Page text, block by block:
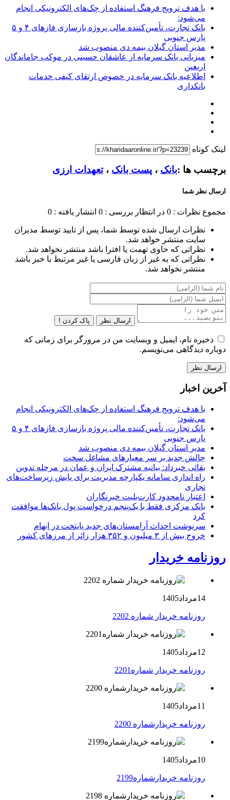
با هدف ترویج فرهنگ استفاده از چک‌های الکترونیکی انجام
می‌شود:
بانک تجارت، تأمین‌کننده مالی پروژه بازسازی فازهای ۴ و ۵
پارس جنوبی
مدیر استان گیلان بیمه دی منصوب شد
میزبانی بانک سرمایه از عاشقان حسینی در موکب جاماندگان
اربعین
اطلاعیه بانک سرمایه در خصوص ارتقای کیفی خدمات
بانکداری
لینک کوتاه
برچسب ها :بانک ، پست بانک ،تعهدات ارزی
ارسال نظر شما
مجموع نظرات : 0 در انتظار بررسی : 0 انتشار یافته : 0
نظرات ارسال شده توسط شما، پس از تایید توسط مدیران
سایت منتشر خواهد شد.
نظراتی که حاوی تهمت یا افترا باشد منتشر نخواهد شد.
نظراتی که به غیر از زبان فارسی یا غیر مرتبط با خبر باشد
منتشر نخواهد شد.
ارسال نظر پاک کردن !
ذخیره نام، ایمیل و وبسایت من در مرورگر برای زمانی که
دوباره دیدگاهی می‌نویسم.
آخرین اخبار
با هدف ترویج فرهنگ استفاده از چک‌های الکترونیکی انجام
می‌شود:
بانک تجارت، تأمین‌کننده مالی پروژه بازسازی فازهای ۴ و ۵
پارس جنوبی
مدیر استان گیلان بیمه دی منصوب شد
چالش جدید بر سر معیارهای مشاغل سخت
بقائی خبرداد: بیانیه مشترک ایران و عمان در مرحله تدوین
راه اندازی سامانه یکپارچه مدیریت برای پایش زیرساخت‌های
تجاری
اعتبار نامحدود کارت‌بلیت خبرنگاران
بانک مرکزی فقط با یک‌‎پنجم درخواست پول بانک‌ها موافقت
کرد
سرنوشت احداث آرامستان‌های جدید پایتخت در ابهام
خروج بیش از ۳ میلیون و ۳۵۲ هزار زائر از مرزهای کشور
روزنامه خریدار
14مرداد1405
روزنامه خریدار شماره 2202
12مرداد1405
روزنامه خریدار شماره2201
11مرداد1405
روزنامه خریدارشماره 2200
10مرداد1405
روزنامه خریدارشماره2199